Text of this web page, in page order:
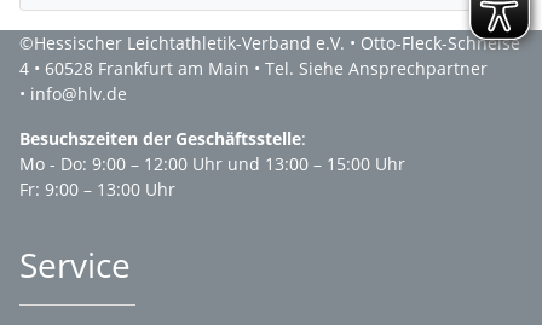
©Hessischer Leichtathletik-Verband e.V. • Otto-Fleck-Schneise
4 • 60528 Frankfurt am Main • Tel. Siehe Ansprechpartner
• info@hlv.de
Besuchszeiten der Geschäftsstelle:
Mo - Do: 9:00 – 12:00 Uhr und 13:00 – 15:00 Uhr
Fr: 9:00 – 13:00 Uhr
Service